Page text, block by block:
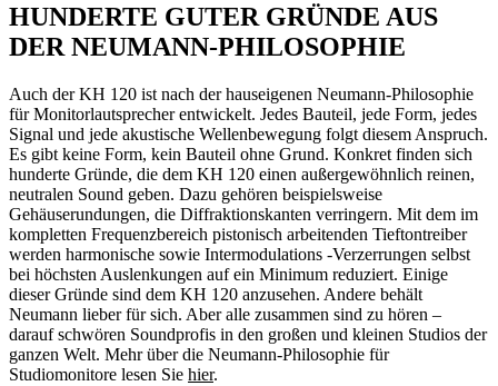
HUNDERTE GUTER GRÜNDE AUS
DER NEUMANN-PHILOSOPHIE
Auch der KH 120 ist nach der hauseigenen Neumann-Philosophie
für Monitorlautsprecher entwickelt. Jedes Bauteil, jede Form, jedes
Signal und jede akustische Wellenbewegung folgt diesem Anspruch.
Es gibt keine Form, kein Bauteil ohne Grund. Konkret finden sich
hunderte Gründe, die dem KH 120 einen außergewöhnlich reinen,
neutralen Sound geben. Dazu gehören beispielsweise
Gehäuserundungen, die Diffraktionskanten verringern. Mit dem im
kompletten Frequenzbereich pistonisch arbeitenden Tieftontreiber
werden harmonische sowie Intermodulations -Verzerrungen selbst
bei höchsten Auslenkungen auf ein Minimum reduziert. Einige
dieser Gründe sind dem KH 120 anzusehen. Andere behält
Neumann lieber für sich. Aber alle zusammen sind zu hören –
darauf schwören Soundprofis in den großen und kleinen Studios der
ganzen Welt. Mehr über die Neumann-Philosophie für
Studiomonitore lesen Sie hier.